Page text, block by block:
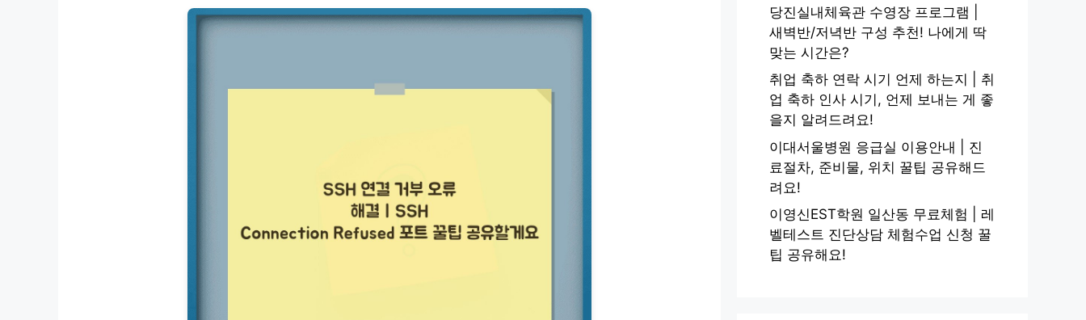
당진실내체육관 수영장 프로그램 |
새벽반/저녁반 구성 추천! 나에게 딱
맞는 시간은?
취업 축하 연락 시기 언제 하는지 | 취
업 축하 인사 시기, 언제 보내는 게 좋
을지 알려드려요!
이대서울병원 응급실 이용안내 | 진
료절차, 준비물, 위치 꿀팁 공유해드
려요!
이영신EST학원 일산동 무료체험 | 레
벨테스트 진단상담 체험수업 신청 꿀
팁 공유해요!